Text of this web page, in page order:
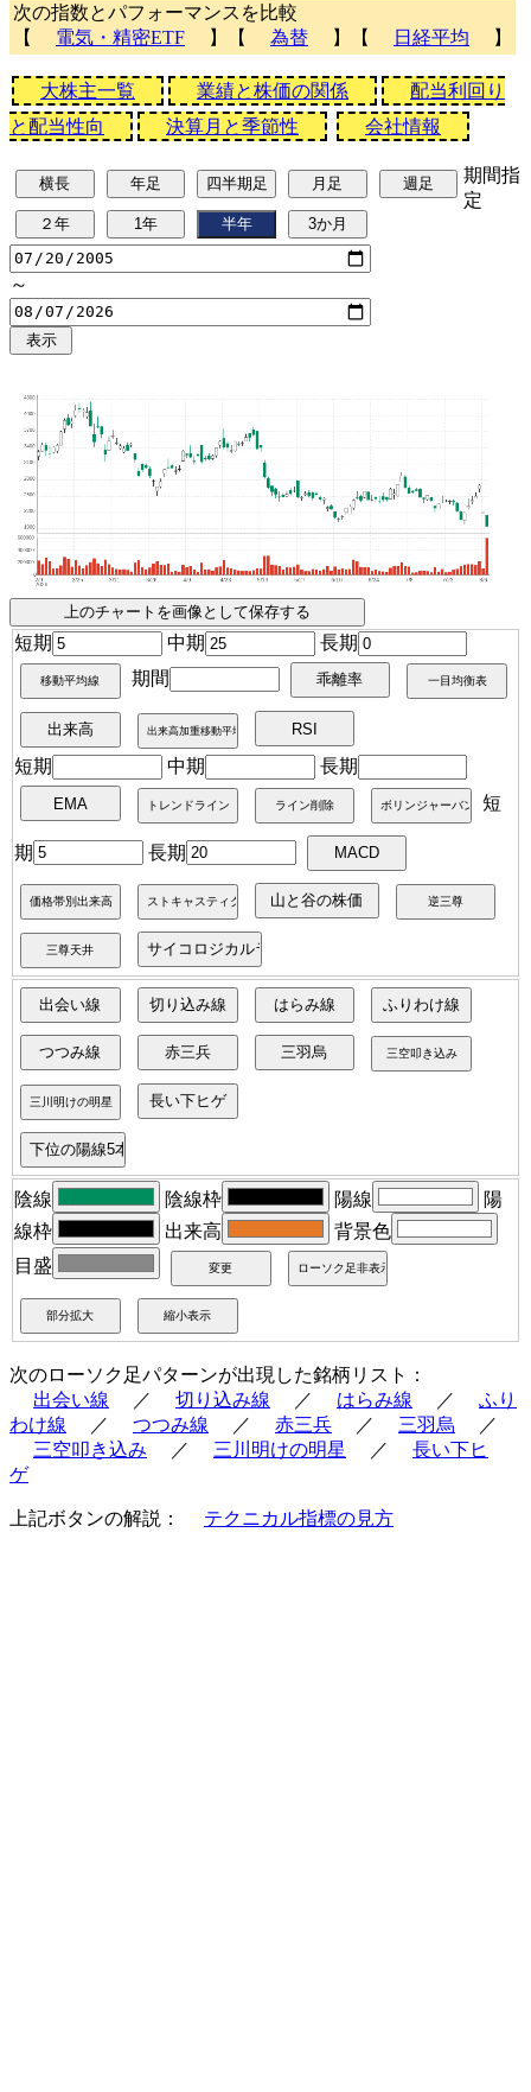
次の指数とパフォーマンスを比較
【
電気・精密ETF 】【 為替 】【 日経平均 】
大株主一覧 業績と株価の関係
配当利回り
と配当性向
決算月と季節性 会社情報
期間指
定
～
短期 中期
長期
期間
短期 中期
長期
短
期 長期
陰線 陰線枠 陽線
陽
線枠
出来高
背景色
目盛
次のローソク足パターンが出現した銘柄リスト：
出会い線
／ 切り込み線 ／ はらみ線 ／
ふり
わけ線
／ つつみ線 ／ 赤三兵 ／ 三羽烏
／
三空叩き込み
／ 三川明けの明星 ／
長い下ヒ
ゲ
上記ボタンの解説： テクニカル指標の見方